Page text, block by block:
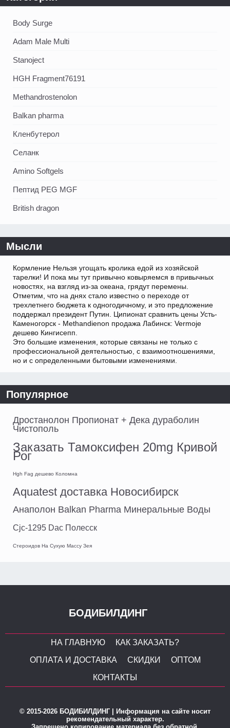
Body Surge
Adam Male Multi
Stanoject
HGH Fragment76191
Methandrostenolon
Balkan pharma
Кленбутерол
Селанк
Amino Softgels
Пептид PEG MGF
British dragon
Мысли
Кормление Нельзя угощать кролика едой из хозяйской
тарелки! И пока мы тут привычно ковыряемся в привычных
новостях, на взгляд из-за океана, грядут перемены.
Отметим, что на днях стало известно о переходе от
трехлетнего бюджета к одногодичному, и это предложение
поддержал президент Путин. Ципионат сравнить цены Усть-
Каменогорск - Methandienon продажа Лабинск: Vermoje
дешево Кингисепп.
Это большие изменения, которые связаны не только с
профессиональной деятельностью, с взаимоотношениями,
но и с определенными бытовыми изменениями.
Популярное
Дростанолон Пропионат + Дека дураболин
Чистополь
Заказать Тамоксифен 20mg Кривой
Рог
Hgh Fag дешево Коломна
Aquatest доставка Новосибирск
Анаполон Balkan Pharma Минеральные Воды
Cjc-1295 Dac Полесск
Стероидов На Сухую Массу Зея
БОДИБИЛДИНГ
НА ГЛАВНУЮ
КАК ЗАКАЗАТЬ?
ОПЛАТА И ДОСТАВКА
СКИДКИ
ОПТОМ
КОНТАКТЫ
© 2015-2026 БОДИБИЛДИНГ | Информация на сайте носит
рекомендательный характер.